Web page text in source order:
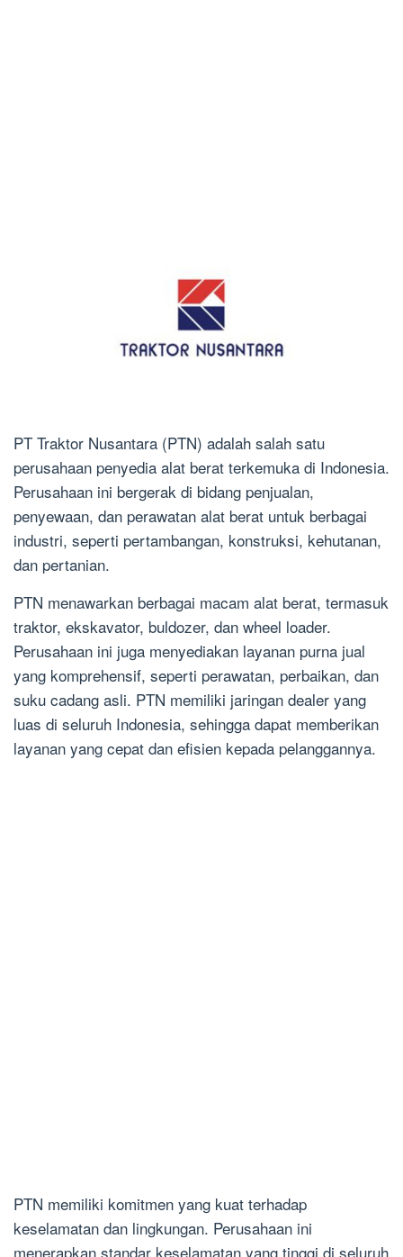
PT Traktor Nusantara (PTN) adalah salah satu
perusahaan penyedia alat berat terkemuka di Indonesia.
Perusahaan ini bergerak di bidang penjualan,
penyewaan, dan perawatan alat berat untuk berbagai
industri, seperti pertambangan, konstruksi, kehutanan,
dan pertanian.
PTN menawarkan berbagai macam alat berat, termasuk
traktor, ekskavator, buldozer, dan wheel loader.
Perusahaan ini juga menyediakan layanan purna jual
yang komprehensif, seperti perawatan, perbaikan, dan
suku cadang asli. PTN memiliki jaringan dealer yang
luas di seluruh Indonesia, sehingga dapat memberikan
layanan yang cepat dan efisien kepada pelanggannya.
PTN memiliki komitmen yang kuat terhadap
keselamatan dan lingkungan. Perusahaan ini
menerapkan standar keselamatan yang tinggi di seluruh